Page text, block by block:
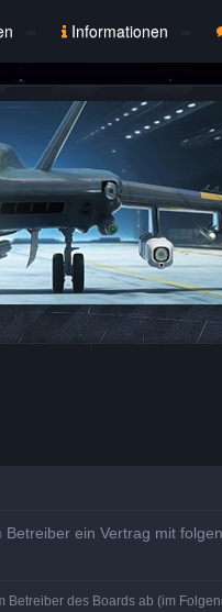
Informationen
ein Vertrag mit
des Boards ab (im